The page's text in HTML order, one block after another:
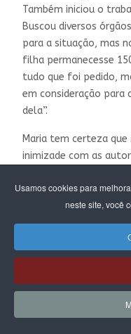
Usamos cookies para
neste site, você
Também iniciou o
Buscou diversos
para a situação, mas
filha permanecesse
tudo que foi pedido,
em consideração para
dela”.
Maria tem certeza
inimizade com as
eu não tinha crítica o
que estava
sustentasse a tese do
Maria acredita que foi
escola e do Judiciário.
positivamente com a
“Eu ainda tô me